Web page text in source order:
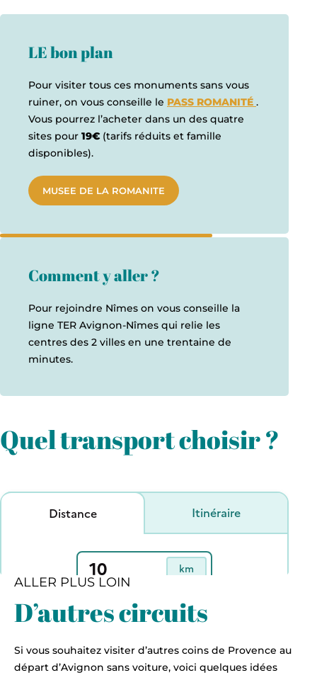
LE bon plan
Pour visiter tous ces monuments sans vous
ruiner, on vous conseille le PASS ROMANITÉ .
Vous pourrez l’acheter dans un des quatre
sites pour 19€ (tarifs réduits et famille
disponibles).
MUSEE DE LA ROMANITE
Comment y aller ?
Pour rejoindre Nîmes on vous conseille la
ligne TER Avignon-Nîmes qui relie les
centres des 2 villes en une trentaine de
minutes.
Quel transport choisir ?
ALLER PLUS LOIN
D’autres circuits
Si vous souhaitez visiter d’autres coins de Provence au
départ d’Avignon sans voiture, voici quelques idées